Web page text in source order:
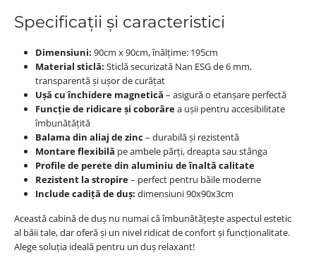
Specificații și caracteristici
Dimensiuni: 90cm x 90cm, înălțime: 195cm
Material sticlă: Sticlă securizată Nan ESG de 6 mm,
transparentă și ușor de curățat
Ușă cu închidere magnetică – asigură o etanșare perfectă
Funcție de ridicare și coborârea ușii pentru accesibilitate
îmbunătățită
Balama din aliaj de zinc– durabilă și rezistentă
Montare flexibilă pe ambele părți, dreapta sau stânga
Profile de perete din aluminiu de înaltă calitate
Rezistent la stropire– perfect pentru băile moderne
Include cadiță de duș: dimensiuni 90x90x3cm
Această cabină de duș nu numai că îmbunătățește aspectul estetic
al băii tale, dar oferă și un nivel ridicat de confort și funcționalitate.
Alege soluția ideală pentru un duș relaxant!